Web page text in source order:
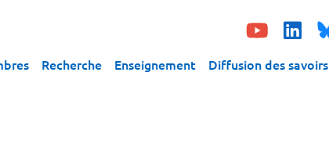
Recherche Enseignement Diffusion des savoirs